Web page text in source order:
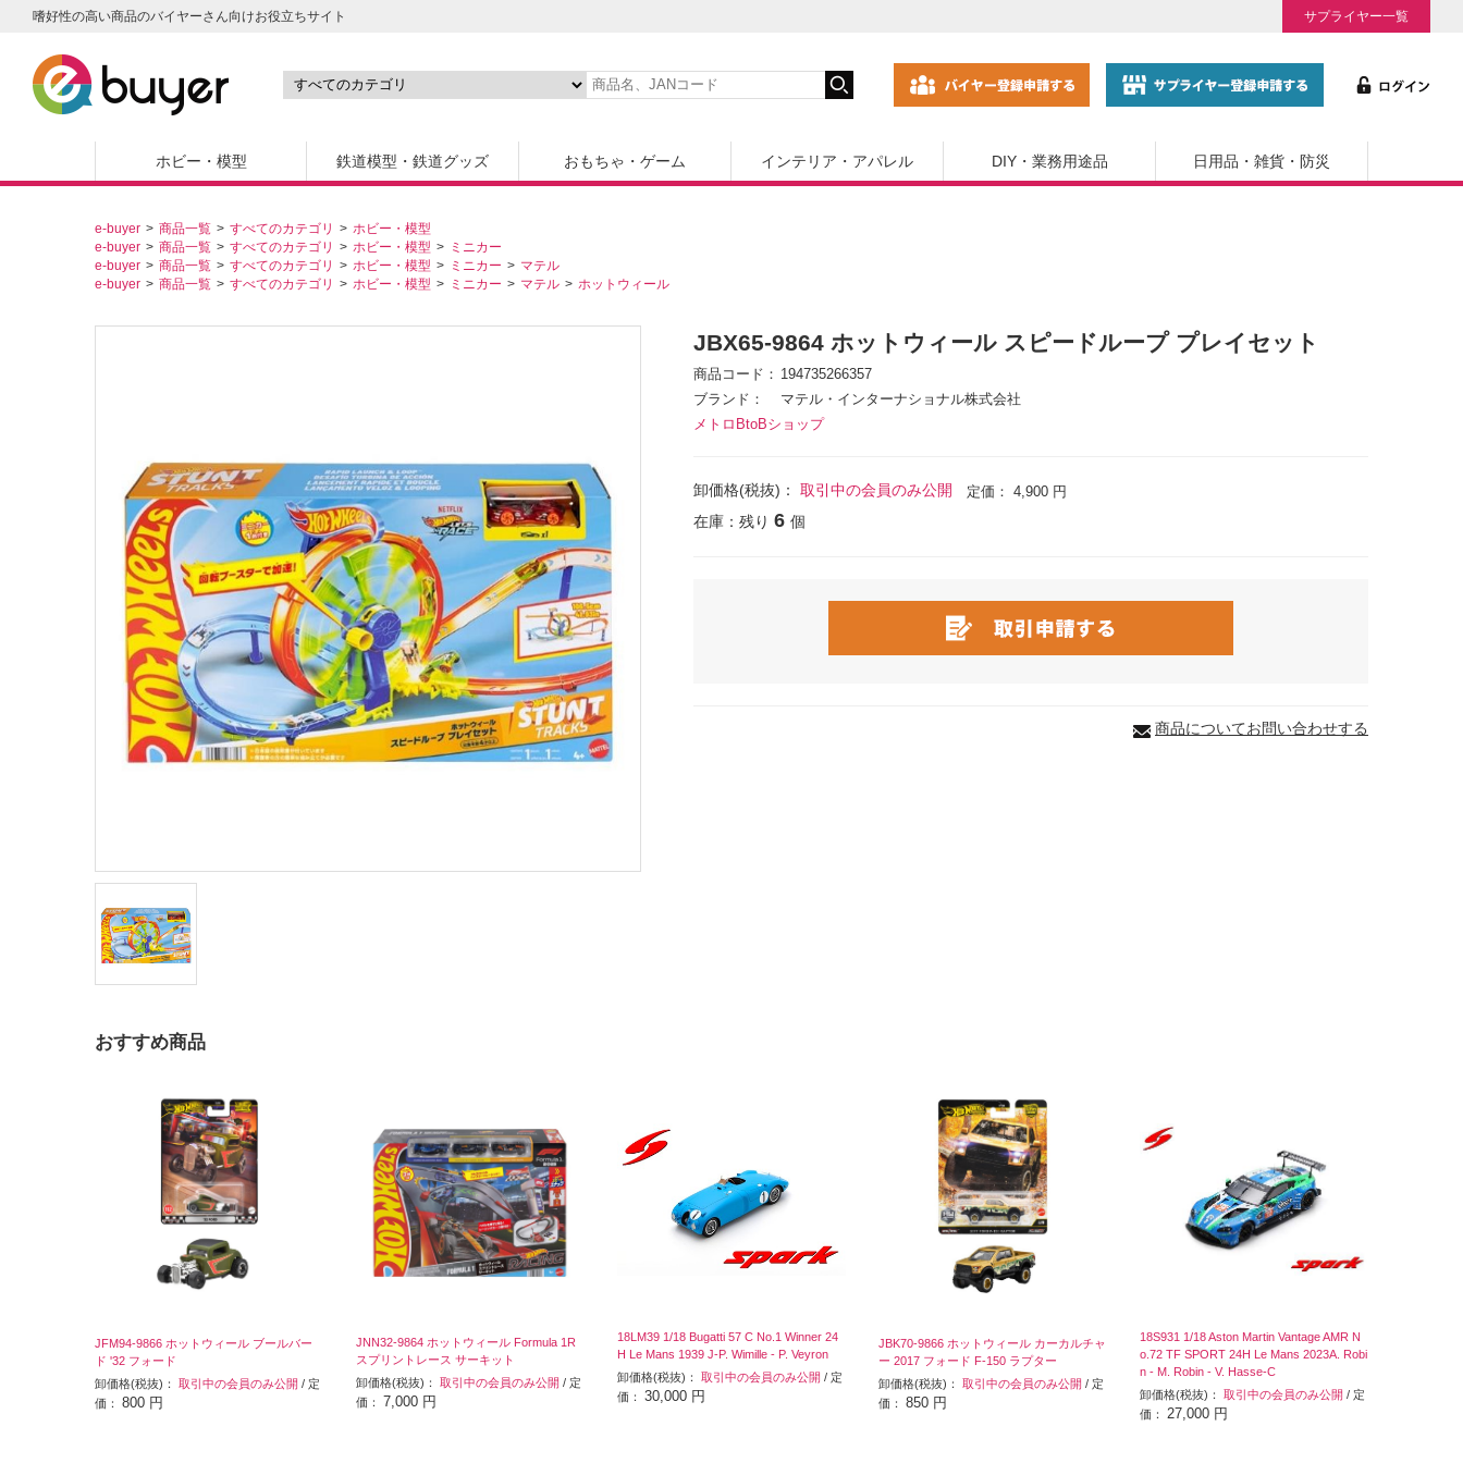
嗜好性の高い商品のバイヤーさん向けお役立ちサイト サプライヤー一覧
ホビー・模型 鉄道模型・鉄道グッズ おもちゃ・ゲーム インテリア・アパレル DIY・業務用途品 日用品・雑貨・防災
e-buyer 商品一覧 すべてのカテゴリ
ホビー・模型
e-buyer
商品一覧 すべてのカテゴリ ホビー・模型
ミニカー
e-buyer
商品一覧 すべてのカテゴリ ホビー・模型 ミニカー
マテル
e-buyer
商品一覧 すべてのカテゴリ ホビー・模型 ミニカー マテル ホットウィール
JBX65-9864 ホットウィール スピードループ プレイセット
商品コード
194735266357
ブランド
マテル・インターナショナル株式会社
メトロBtoBショップ
卸価格(税抜)： 取引中の会員のみ公開 定価： 4,900 円
在庫：残り 6 個
商品についてお問い合わせする
おすすめ商品
JFM94-9866 ホットウィール ブールバー
ド '32 フォード
卸価格(税抜)： 取引中の会員のみ公開 / 定
価： 800 円
JNN32-9864 ホットウィール Formula 1R
スプリントレース サーキット
卸価格(税抜)： 取引中の会員のみ公開 / 定
価： 7,000 円
18LM39 1/18 Bugatti 57 C No.1 Winner 24
H Le Mans 1939 J-P. Wimille - P. Veyron
卸価格(税抜)： 取引中の会員のみ公開 / 定
価： 30,000 円
JBK70-9866 ホットウィール カーカルチャ
ー 2017 フォード F-150 ラプター
卸価格(税抜)： 取引中の会員のみ公開 / 定
価： 850 円
18S931 1/18 Aston Martin Vantage AMR N
o.72 TF SPORT 24H Le Mans 2023A. Robi
n - M. Robin - V. Hasse-C
卸価格(税抜)： 取引中の会員のみ公開 / 定
価： 27,000 円